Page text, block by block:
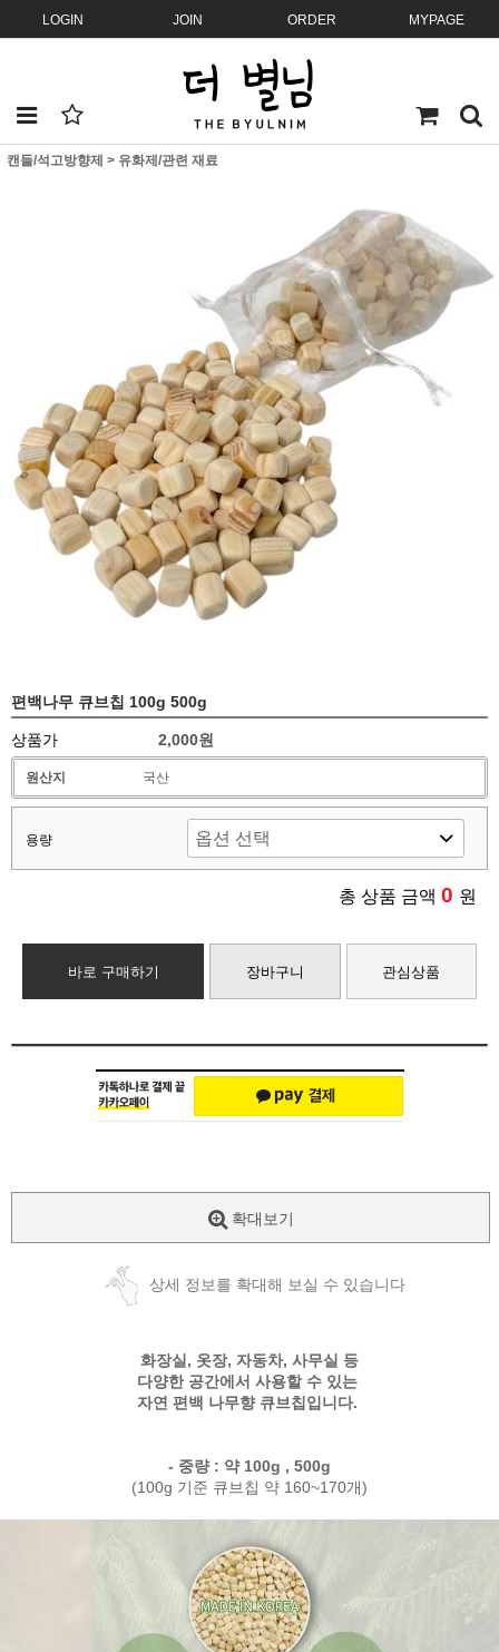
LOGIN JOIN ORDER MYPAGE
캔들/석고방향제 > 유화제/관련 재료
편백나무 큐브칩 100g 500g
상품가 2,000원
원산지 국산
용량
총 상품 금액 0 원
바로 구매하기 장바구니 관심상품
확대보기
상세 정보를 확대해 보실 수 있습니다
화장실, 옷장, 자동차, 사무실 등
다양한 공간에서 사용할 수 있는
자연 편백 나무향 큐브칩입니다.
- 중량 : 약 100g , 500g
(100g 기준 큐브칩 약 160~170개)